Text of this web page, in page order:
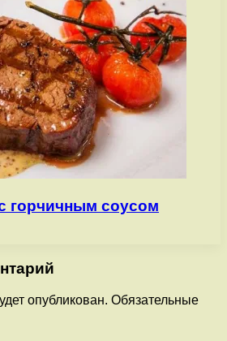
горчичным соусом
опубликован. Обязательные